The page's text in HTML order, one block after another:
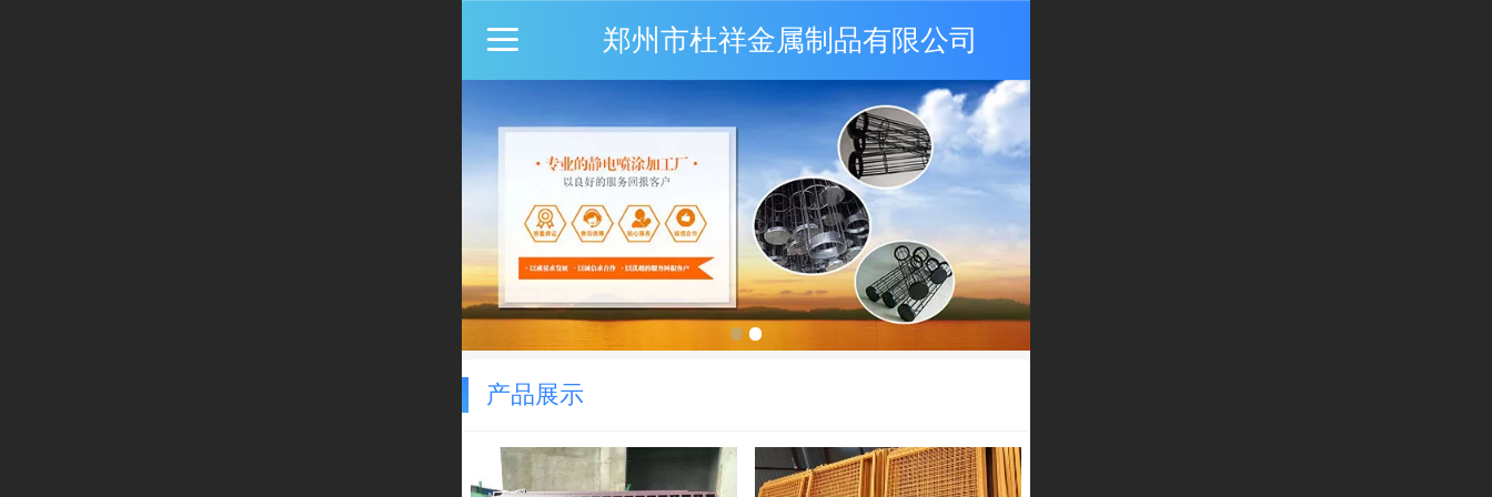
郑州市杜祥金属制品有限公司
产品展示